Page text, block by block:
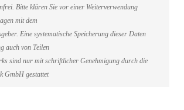
Bitte klären Sie vor einer Weiterverwendung
mit dem
Eine systematische Speicherung dieser Daten
auch von Teilen
sind nur mit schriftlicher Genehmigung durch die
GmbH gestattet